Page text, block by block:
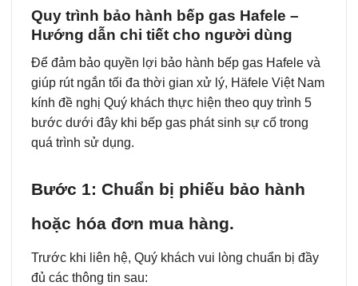
Quy trình bảo hành bếp gas Hafele –
Hướng dẫn chi tiết cho người dùng
Để đảm bảo quyền lợi bảo hành bếp gas Hafele và
giúp rút ngắn tối đa thời gian xử lý, Häfele Việt Nam
kính đề nghị Quý khách thực hiện theo quy trình 5
bước dưới đây khi bếp gas phát sinh sự cố trong
quá trình sử dụng.
Bước 1: Chuẩn bị phiếu bảo hành
hoặc hóa đơn mua hàng.
Trước khi liên hệ, Quý khách vui lòng chuẩn bị đầy
đủ các thông tin sau: